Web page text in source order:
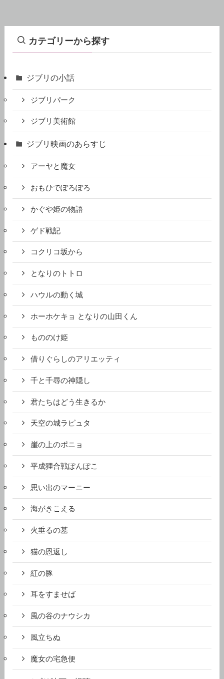
カテゴリーから探す
ジブリの小話
ジブリパーク
ジブリ美術館
ジブリ映画のあらすじ
アーヤと魔女
おもひでぽろぽろ
かぐや姫の物語
ゲド戦記
コクリコ坂から
となりのトトロ
ハウルの動く城
ホーホケキョ となりの山田くん
もののけ姫
借りぐらしのアリエッティ
千と千尋の神隠し
君たちはどう生きるか
天空の城ラピュタ
崖の上のポニョ
平成狸合戦ぽんぽこ
思い出のマーニー
海がきこえる
火垂るの墓
猫の恩返し
紅の豚
耳をすませば
風の谷のナウシカ
風立ちぬ
魔女の宅急便